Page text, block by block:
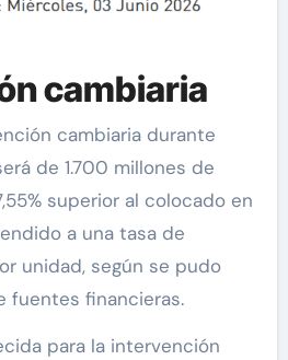
cambiaria
cambiaria durante
de 1.700 millones de
superior al colocado en
a una tasa de
unidad, según se pudo
fuentes financieras.
para la intervención